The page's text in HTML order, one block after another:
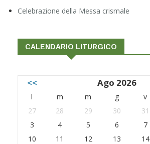
Celebrazione della Messa crismale
CALENDARIO LITURGICO
<< Ago 2026
l m m g v
27
28 29 30 31
3
4 5 6 7
10
11 12 13 14